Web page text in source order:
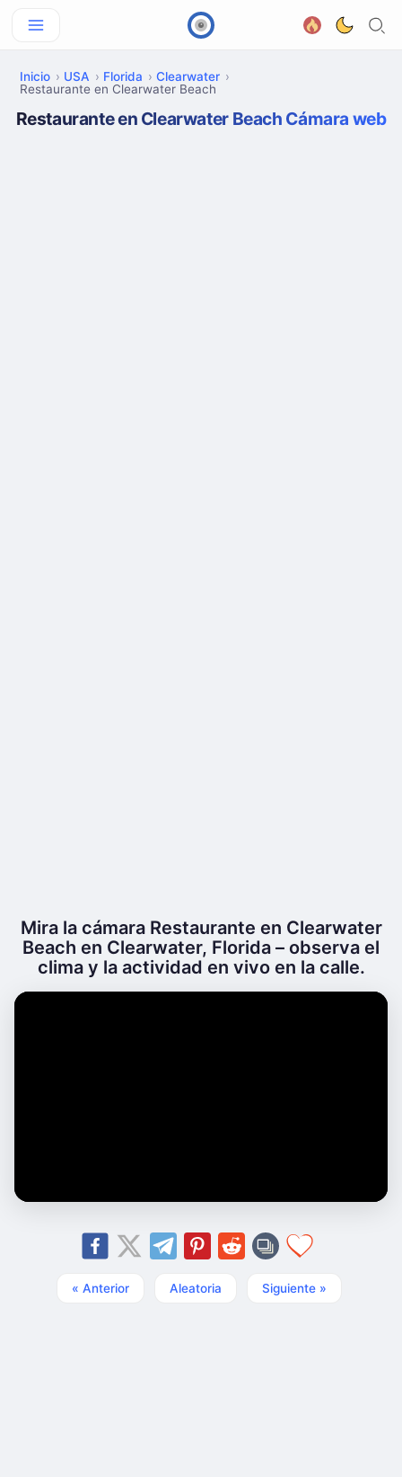
Inicio USA Florida
Clearwater
Restaurante en Clearwater Beach
Restaurante en Clearwater Beach Cámara web
Mira la cámara Restaurante en Clearwater
Beach en Clearwater, Florida – observa el
clima y la actividad en vivo en la calle.
« Anterior Aleatoria Siguiente »